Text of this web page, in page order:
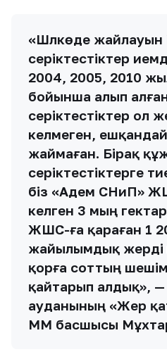
«Шәлкөде жайлауын
серіктестіктер
2004, 2005, 2010
бойынша алып
серіктестіктер ол
келмеген,
жаймаған. Бірақ
серіктестіктерге
біз «Адем СНиП»
келген 3 мың
ЖШС-ға қараған 1
жайылымдық жерді
қорға соттың
қайтарып алдық»,
ауданының «Жер
ММ басшысы